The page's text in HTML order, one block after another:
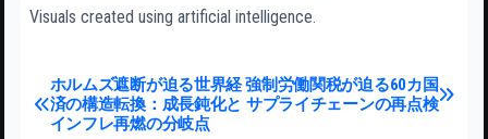
Visuals created using artificial intelligence.
投稿ナビゲーション
強制労働関税が迫る60カ国
サプライチェーンの再点検
ホルムズ遮断が迫る世界経
済の構造転換：成長鈍化と
インフレ再燃の分岐点